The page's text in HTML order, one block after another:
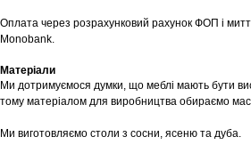
Оплата через розрахунковий рахунок ФОП і
Monobank.
Матеріали
Ми дотримуємося думки, що меблі мають бути
тому матеріалом для виробництва обираємо
Ми виготовляємо столи з сосни, ясеню та дуба.